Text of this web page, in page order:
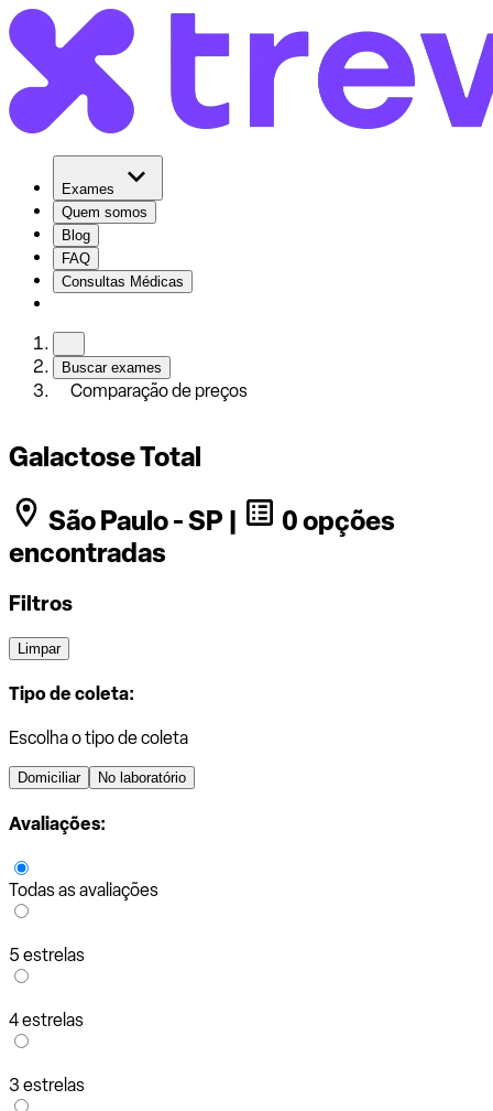
Exames
Quem somos
Blog
FAQ
Consultas Médicas
Buscar exames
Comparação de preços
Galactose Total
São Paulo - SP |
0 opções
encontradas
Filtros
Limpar
Tipo de coleta:
Escolha o tipo de coleta
Domiciliar No laboratório
Avaliações:
Todas as avaliações
5 estrelas
4 estrelas
3 estrelas